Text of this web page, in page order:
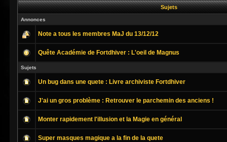
Sujets
Annonces
Note a tous les membres MaJ du 13/12/12
Quête Académie de Fortdhiver : L'oeil de Magnus
Sujets
Un bug dans une quete : Livre archiviste Fortdhiver
J'ai un gros problème : Retrouver le parchemin des anciens !
Monter rapidement l'illusion et la Magie en général
Super masques magique a la fin de la quete